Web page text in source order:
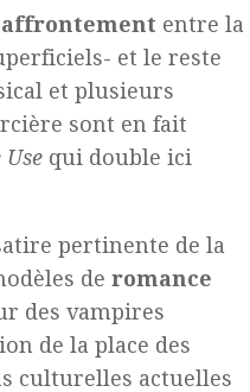
affrontement entre la
et le reste
et plusieurs
sont en fait
Use qui double ici
pertinente de la
de romance
des vampires
de la place des
culturelles actuelles